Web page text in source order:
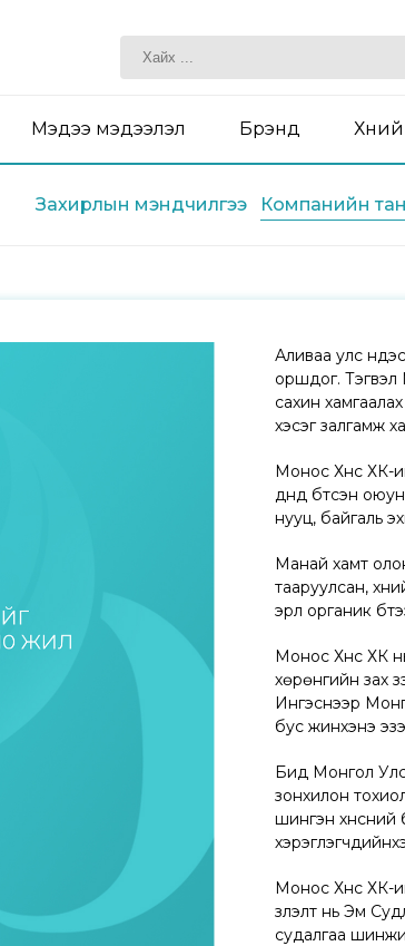
Мэдээ мэдээлэл Брэнд
Захирлын мэндчилгээ Компанийн
Аливаа улс
оршдог. Тэгвэл
сахин
хэсэг залгамж
Монос Хүнс ХК-
дүнд бүтсэн
нууц, байгаль
Манай хамт
тааруулсан,
эрүүл органик
Монос Хүнс ХК
хөрөнгийн зах
Ингэснээр
бус жинхэнэ
Бид Монгол
зонхилон
шингэн хүнсний
Монос Хүнс ХК-
үзүүлэлт нь Эм
судалгаа